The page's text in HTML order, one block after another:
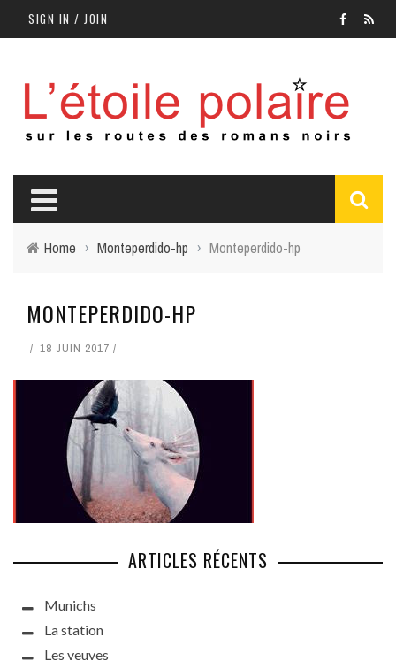
SIGN IN / JOIN
Home › Monteperdido-hp › Monteperdido-hp
MONTEPERDIDO-HP
18 JUIN 2017
ARTICLES RÉCENTS
Munichs
La station
Les veuves